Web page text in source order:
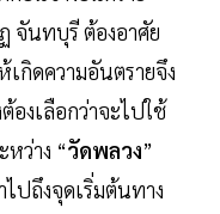
จันทบุรี ต้องอาศัย
กิดความอันตรายจึง
องเลือกว่าจะไปใช้
ว่าง “วัดพลวง”
ไปถึงจุดเริ่มต้นทาง